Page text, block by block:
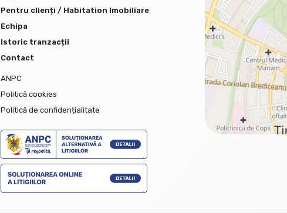
Pentru clienți / Habitation Imobiliare
Echipa
Istoric tranzacții
Contact
ANPC
Politică cookies
Politică de confidențialitate